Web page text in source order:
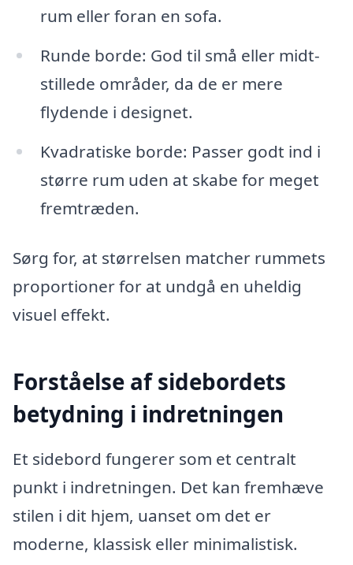
rum eller foran en sofa.
Runde borde: God til små eller midt-
stillede områder, da de er mere
flydende i designet.
Kvadratiske borde: Passer godt ind i
større rum uden at skabe for meget
fremtræden.
Sørg for, at størrelsen matcher rummets
proportioner for at undgå en uheldig
visuel effekt.
Forståelse af sidebordets
betydning i indretningen
Et sidebord fungerer som et centralt
punkt i indretningen. Det kan fremhæve
stilen i dit hjem, uanset om det er
moderne, klassisk eller minimalistisk.